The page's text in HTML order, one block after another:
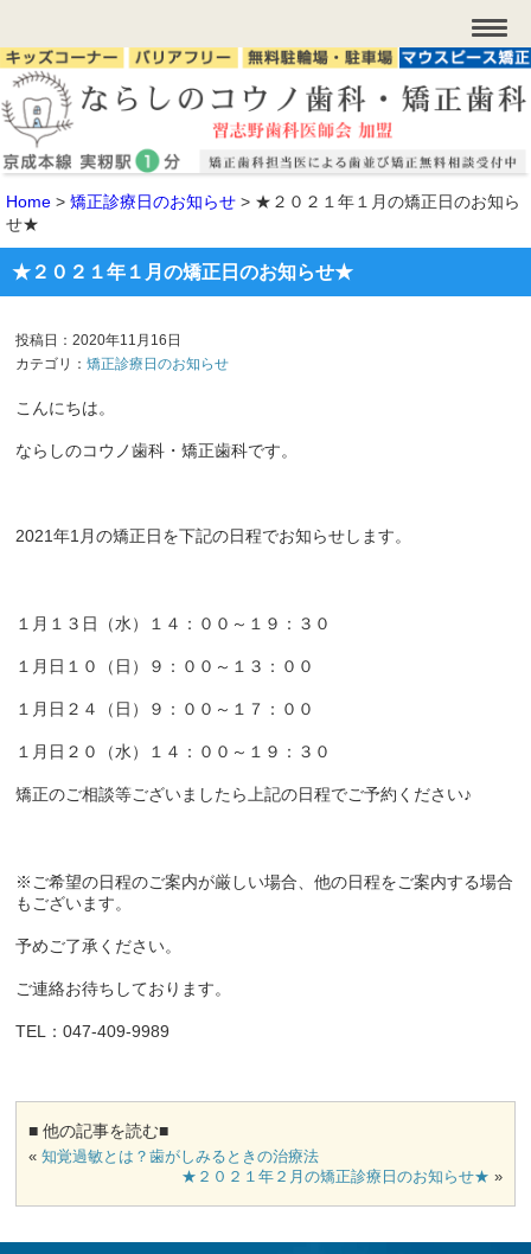
Home > 矯正診療日のお知らせ > ★２０２１年１月の矯正日のお知ら
せ★
★２０２１年１月の矯正日のお知らせ★
投稿日：2020年11月16日
カテゴリ：矯正診療日のお知らせ
こんにちは。
ならしのコウノ歯科・矯正歯科です。
2021年1月の矯正日を下記の日程でお知らせします。
１月１３日（水）１４：００～１９：３０
１月日１０（日）９：００～１３：００
１月日２４（日）９：００～１７：００
１月日２０（水）１４：００～１９：３０
矯正のご相談等ございましたら上記の日程でご予約ください♪
※ご希望の日程のご案内が厳しい場合、他の日程をご案内する場合
もございます。
予めご了承ください。
ご連絡お待ちしております。
TEL：047-409-9989
■ 他の記事を読む■
«知覚過敏とは？歯がしみるときの治療法
★２０２１年２月の矯正診療日のお知らせ★ »